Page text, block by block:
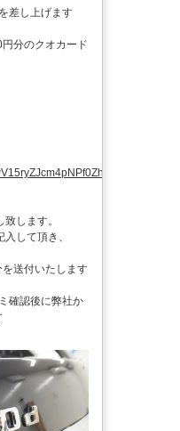
差し上げます
分のクオカード
します。
して頂き、
送付いたします
確認後に弊社か